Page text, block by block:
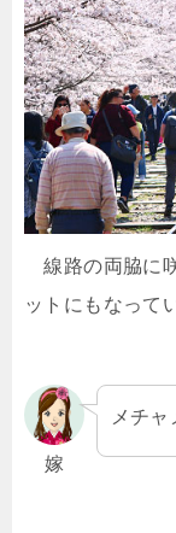
線路の両脇に
ットにもなって
嫁
メチ